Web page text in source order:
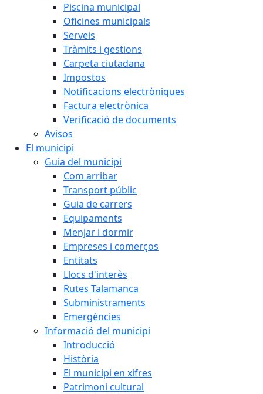
Piscina municipal
Oficines municipals
Serveis
Tràmits i gestions
Carpeta ciutadana
Impostos
Notificacions electròniques
Factura electrònica
Verificació de documents
Avisos
El municipi
Guia del municipi
Com arribar
Transport públic
Guia de carrers
Equipaments
Menjar i dormir
Empreses i comerços
Entitats
Llocs d'interès
Rutes Talamanca
Subministraments
Emergències
Informació del municipi
Introducció
Història
El municipi en xifres
Patrimoni cultural